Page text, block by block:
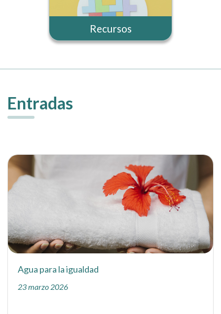
Recursos
Entradas
Agua para la igualdad
23 marzo 2026